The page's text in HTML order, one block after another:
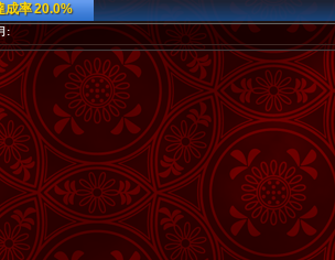
成率 20.0%
: